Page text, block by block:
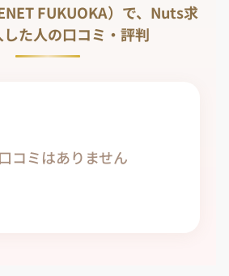
FUKUOKA）で、Nuts求
した人の口コミ・評判
コミはありません